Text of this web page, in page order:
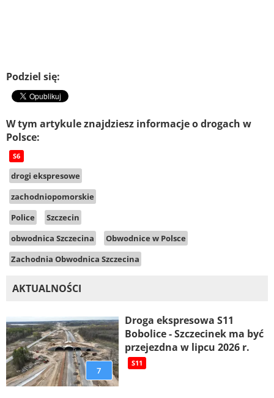
Podziel się:
W tym artykule znajdziesz informacje o drogach w
Polsce:
S6
drogi ekspresowe
zachodniopomorskie
Police
Szczecin
obwodnica Szczecina
Obwodnice w Polsce
Zachodnia Obwodnica Szczecina
AKTUALNOŚCI
7
Droga ekspresowa S11
Bobolice - Szczecinek ma być
przejezdna w lipcu 2026 r.
S11